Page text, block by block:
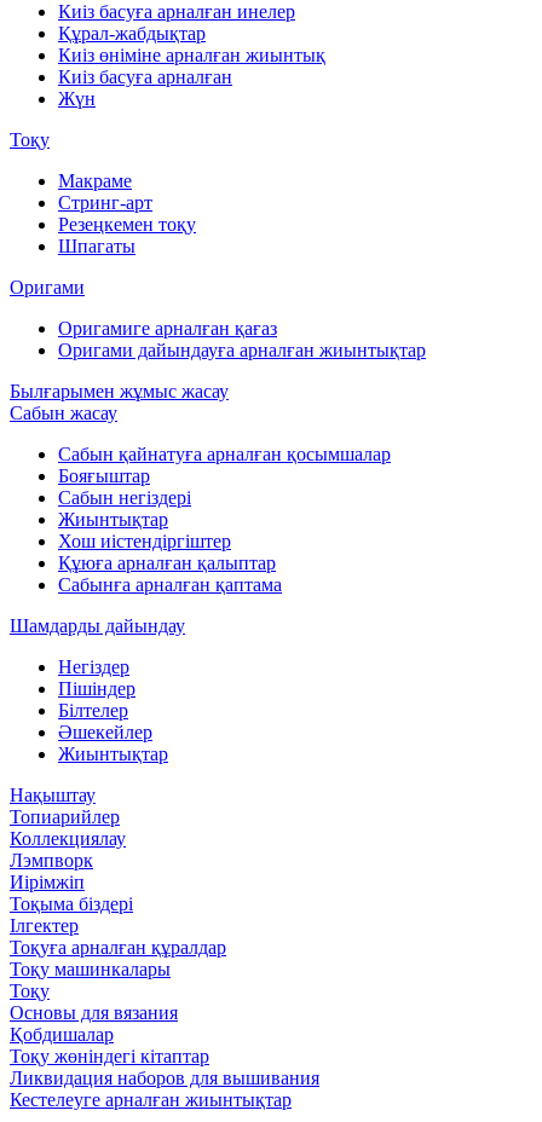
Киіз басуға арналған инелер
Құрал-жабдықтар
Киіз өніміне арналған жиынтық
Киіз басуға арналған
Жүн
Тоқу
Макраме
Стринг-арт
Резеңкемен тоқу
Шпагаты
Оригами
Оригамиге арналған қағаз
Оригами дайындауға арналған жиынтықтар
Былғарымен жұмыс жасау
Сабын жасау
Сабын қайнатуға арналған қосымшалар
Бояғыштар
Сабын негіздері
Жиынтықтар
Хош иістендіргіштер
Құюға арналған қалыптар
Сабынға арналған қаптама
Шамдарды дайындау
Негіздер
Пішіндер
Білтелер
Әшекейлер
Жиынтықтар
Нақыштау
Топиарийлер
Коллекциялау
Лэмпворк
Иірімжіп
Тоқыма біздері
Ілгектер
Тоқуға арналған құралдар
Тоқу машинкалары
Тоқу
Основы для вязания
Қобдишалар
Тоқу жөніндегі кітаптар
Ликвидация наборов для вышивания
Кестелеуге арналған жиынтықтар